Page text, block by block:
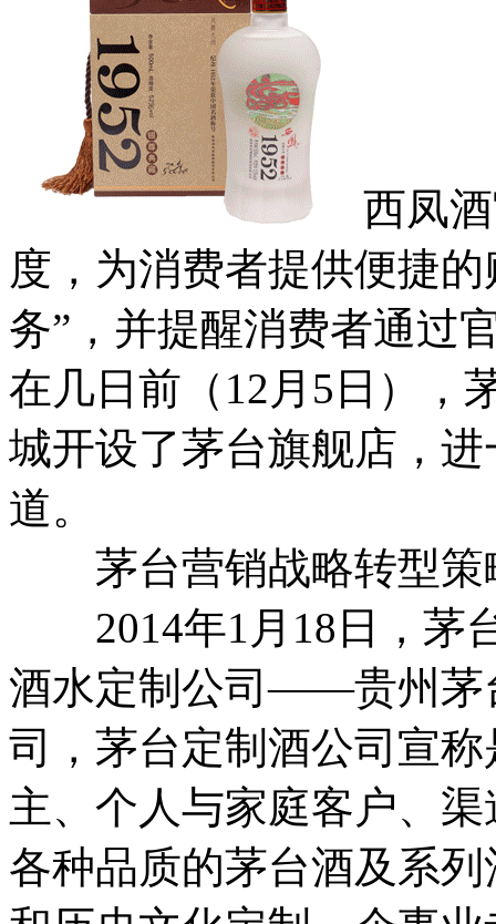
西凤
度，为消费者提供便捷
务”，并提醒消费者通过
在几日前（12月5日），
城开设了茅台旗舰店，
道。
茅台营销战略转型策
2014年1月18日，茅
酒水定制公司——贵州茅
司，茅台定制酒公司宣
主、个人与家庭客户、
各种品质的茅台酒及系